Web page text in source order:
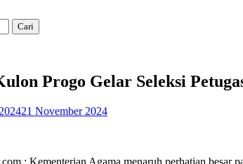
Progo Gelar Seleksi
21 November 2024